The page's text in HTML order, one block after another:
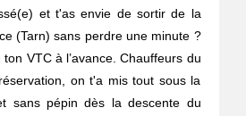
et t'as envie de sortir de la
(Tarn) sans perdre une minute ?
VTC à l’avance. Chauffeurs du
on t'a mis tout sous la
sans pépin dès la descente du